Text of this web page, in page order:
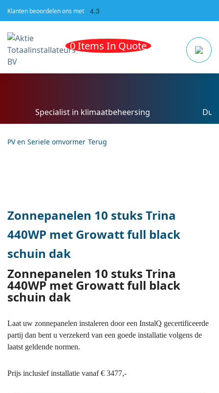
Klanten beoordelen ons met 4.3
0 Items In Quote
Specialist in klimaatbeheersing
PV en Seriele omvormer
Zonnepanelen 10 stuks Trina
440WP met Growatt full black
schuin dak
Zonnepanelen 10 stuks Trina
440WP met Growatt full black
schuin dak
Laat uw zonnepanelen instaleren door een InstalQ gecertificeerde
partij dan bent u verzekerd van een goede installatie volgens de
laatst geldende normen.
Prijs inclusief installatie vanaf € 3477,-